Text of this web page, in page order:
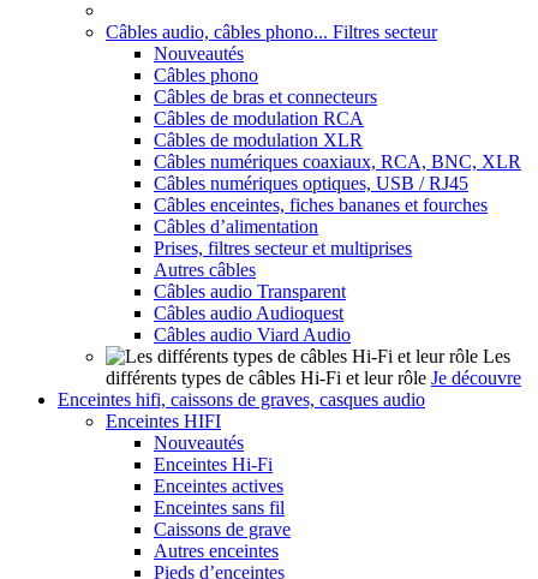
Câbles audio, câbles phono... Filtres secteur
Nouveautés
Câbles phono
Câbles de bras et connecteurs
Câbles de modulation RCA
Câbles de modulation XLR
Câbles numériques coaxiaux, RCA, BNC, XLR
Câbles numériques optiques, USB / RJ45
Câbles enceintes, fiches bananes et fourches
Câbles d’alimentation
Prises, filtres secteur et multiprises
Autres câbles
Câbles audio Transparent
Câbles audio Audioquest
Câbles audio Viard Audio
Les
différents types de câbles Hi-Fi et leur rôle Je découvre
Enceintes hifi, caissons de graves, casques audio
Enceintes HIFI
Nouveautés
Enceintes Hi-Fi
Enceintes actives
Enceintes sans fil
Caissons de grave
Autres enceintes
Pieds d’enceintes